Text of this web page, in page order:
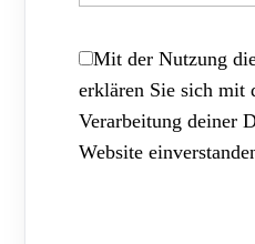
Mit der Nutzung
erklären Sie sich mit
Verarbeitung deiner
Website